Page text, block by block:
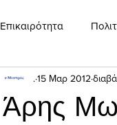
Επικαιρότητα
Συνέντευξη
Άρης
. 15 Μαρ 2012